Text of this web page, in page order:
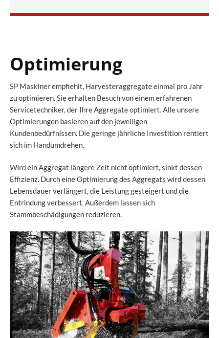
Optimierung
SP Maskiner empfiehlt, Harvesteraggregate einmal pro Jahr
zu optimieren. Sie erhalten Besuch von einem erfahrenen
Servicetechniker, der Ihre Aggregate optimiert. Alle unsere
Optimierungen basieren auf den jeweiligen
Kundenbedürfnissen. Die geringe jährliche Investition rentiert
sich im Handumdrehen.
Wird ein Aggregat längere Zeit nicht optimiert, sinkt dessen
Effizienz. Durch eine Optimierung des Aggregats wird dessen
Lebensdauer verlängert, die Leistung gesteigert und die
Entrindung verbessert. Außerdem lassen sich
Stammbeschädigungen reduzieren.